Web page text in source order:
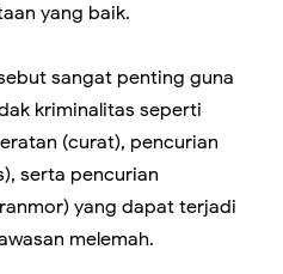
yang baik.
sangat penting guna
kriminalitas seperti
(curat), pencurian
serta pencurian
yang dapat terjadi
melemah.